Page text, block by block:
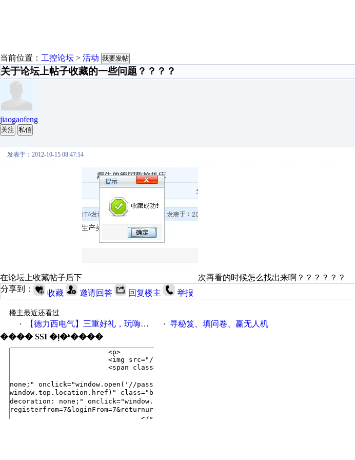
当前位置： 工控论坛 > 活动 我要发帖
关于论坛上帖子收藏的一些问题？？？？
jiaogaofeng
关注 私信
发表于：2012-10-15 08:47:14
在论坛上收藏帖子后下
次再看的时候怎么找出来啊？？？？？？
分享到：
收藏 邀请回答 回复楼主 举报
楼主最近还看过
·
【德力西电气】三重好礼，玩嗨夏日！ · 寻秘笈、填问卷、赢无人机
���� SSI �ļ�ʱ����